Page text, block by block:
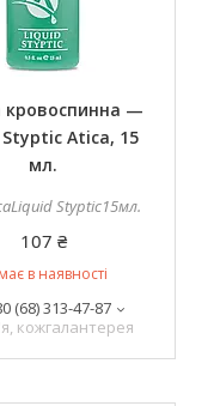
кровоспинна —
Atica, 15
мл.
Styptic15мл.
107 ₴
в наявності
(68) 313-47-87
кожгалантерея